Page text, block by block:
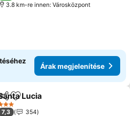
3.8 km-re innen: Városközpont
Árak megjelenítése
Hozzáadás a kedvencekhez
Lucia
Kategória
7,3
354